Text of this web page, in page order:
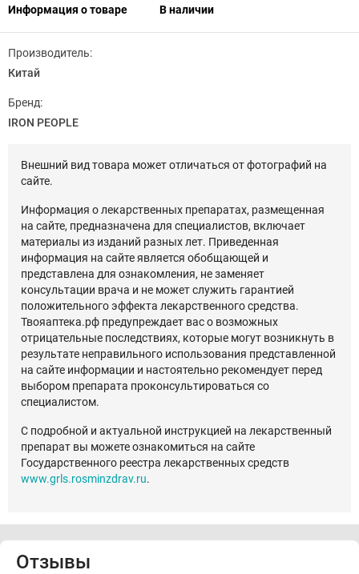
Информация о товаре В наличии
Производитель:
Китай
Бренд:
IRON PEOPLE
Внешний вид товара может отличаться от фотографий на
сайте.
Информация о лекарственных препаратах, размещенная
на сайте, предназначена для специалистов, включает
материалы из изданий разных лет. Приведенная
информация на сайте является обобщающей и
представлена для ознакомления, не заменяет
консультации врача и не может служить гарантией
положительного эффекта лекарственного средства.
Твояаптека.рф предупреждает вас о возможных
отрицательные последствиях, которые могут возникнуть в
результате неправильного использования представленной
на сайте информации и настоятельно рекомендует перед
выбором препарата проконсультироваться со
специалистом.
С подробной и актуальной инструкцией на лекарственный
препарат вы можете ознакомиться на сайте
Государственного реестра лекарственных средств
www.grls.rosminzdrav.ru.
Отзывы